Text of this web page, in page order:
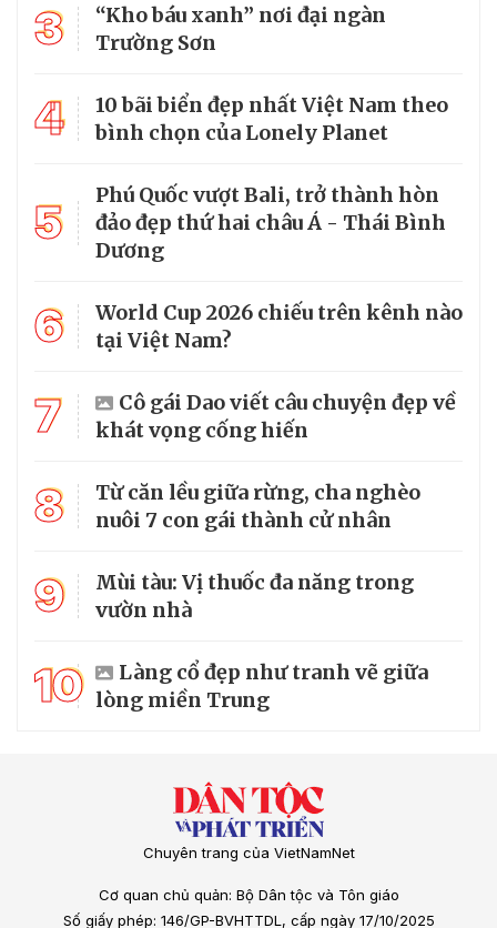
3
“Kho báu xanh” nơi đại ngàn
Trường Sơn
4
10 bãi biển đẹp nhất Việt Nam theo
bình chọn của Lonely Planet
5
Phú Quốc vượt Bali, trở thành hòn
đảo đẹp thứ hai châu Á - Thái Bình
Dương
6
World Cup 2026 chiếu trên kênh nào
tại Việt Nam?
7
Cô gái Dao viết câu chuyện đẹp về
khát vọng cống hiến
8
Từ căn lều giữa rừng, cha nghèo
nuôi 7 con gái thành cử nhân
9
Mùi tàu: Vị thuốc đa năng trong
vườn nhà
10
Làng cổ đẹp như tranh vẽ giữa
lòng miền Trung
Chuyên trang của VietNamNet
Cơ quan chủ quản: Bộ Dân tộc và Tôn giáo
Số giấy phép: 146/GP-BVHTTDL, cấp ngày 17/10/2025